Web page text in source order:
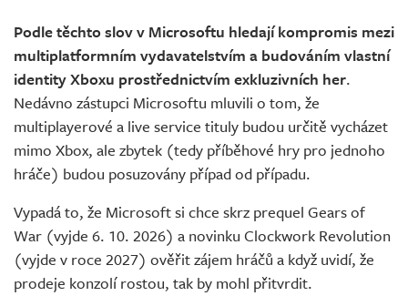
Podle těchto slov v Microsoftu hledají kompromis mezi
multiplatformním vydavatelstvím a budováním vlastní
identity Xboxu prostřednictvím exkluzivních her.
Nedávno zástupci Microsoftu mluvili o tom, že
multiplayerové a live service tituly budou určitě vycházet
mimo Xbox, ale zbytek (tedy příběhové hry pro jednoho
hráče) budou posuzovány případ od případu.
Vypadá to, že Microsoft si chce skrz prequel Gears of
War (vyjde 6. 10. 2026) a novinku Clockwork Revolution
(vyjde v roce 2027) ověřit zájem hráčů a když uvidí, že
prodeje konzolí rostou, tak by mohl přitvrdit.